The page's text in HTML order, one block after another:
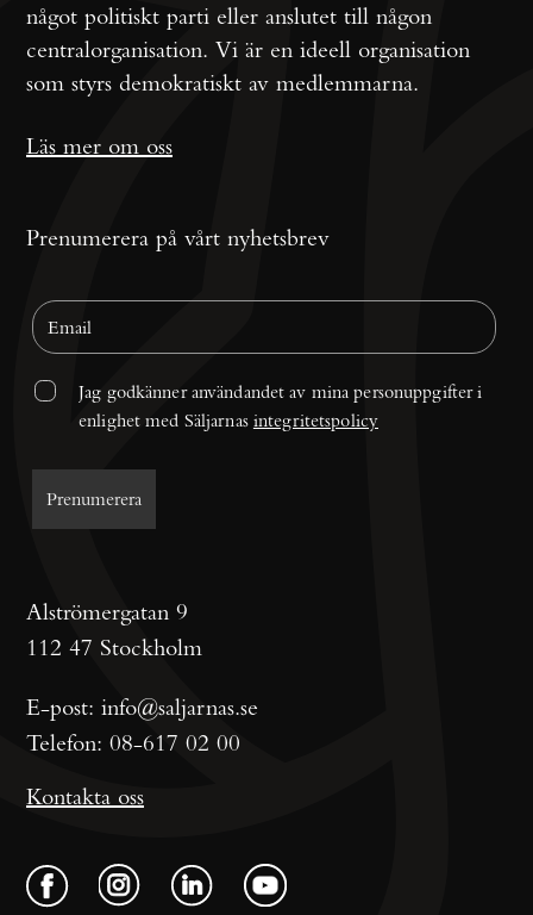
något politiskt parti eller anslutet till någon
centralorganisation. Vi är en ideell organisation
som styrs demokratiskt av medlemmarna.
Läs mer om oss
Prenumerera på vårt nyhetsbrev
Jag godkänner användandet av mina personuppgifter i
enlighet med Säljarnas integritetspolicy
Alströmergatan 9
112 47 Stockholm
E-post: info@saljarnas.se
Telefon: 08-617 02 00
Kontakta oss